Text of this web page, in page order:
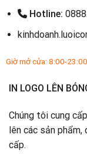
Hotline:
Giờ mở cửa: 8:00-
IN LOGO LÊN
Chúng tôi cung
lên các sản
cấp.